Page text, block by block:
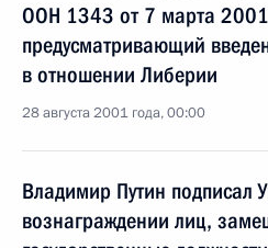
ООН 1343 от 7 марта 2001
предусматривающий
в отношении Либерии
28 августа 2001 года, 00:00
Владимир Путин подписал
вознаграждении лиц,